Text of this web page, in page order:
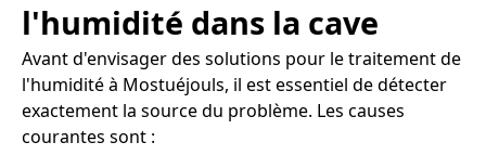
l'humidité dans la cave
Avant d'envisager des solutions pour le traitement de
l'humidité à Mostuéjouls, il est essentiel de détecter
exactement la source du problème. Les causes
courantes sont :